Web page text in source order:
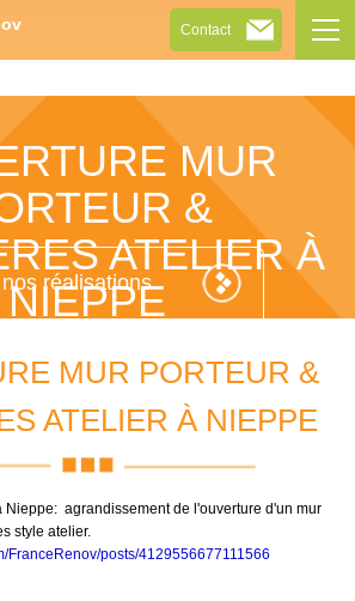
Contact
MUR
&
ATELIER À
NIEPPE
réalisations
MUR PORTEUR &
ATELIER À NIEPPE
Nieppe: agrandissement de l'ouverture d'un mur
style atelier.
FranceRenov/posts/4129556677111566